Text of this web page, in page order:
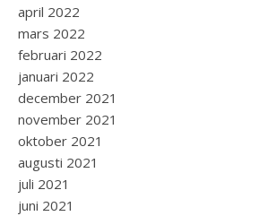
april 2022
mars 2022
februari 2022
januari 2022
december 2021
november 2021
oktober 2021
augusti 2021
juli 2021
juni 2021